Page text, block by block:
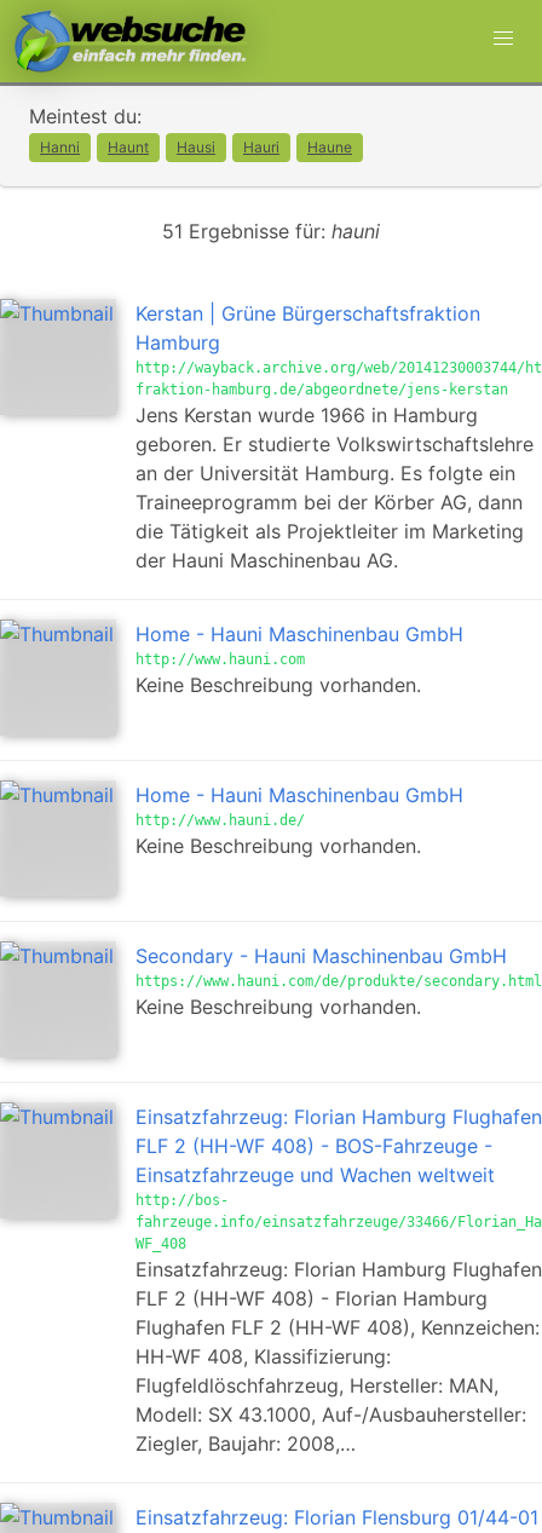
Meintest du:
Hanni Haunt Hausi Hauri Haune
51 Ergebnisse für: hauni
Kerstan | Grüne Bürgerschaftsfraktion
Hamburg
http://wayback.archive.org/web/20141230003744/
fraktion-hamburg.de/abgeordnete/jens-kerstan
Jens Kerstan wurde 1966 in Hamburg
geboren. Er studierte Volkswirtschaftslehre
an der Universität Hamburg. Es folgte ein
Traineeprogramm bei der Körber AG, dann
die Tätigkeit als Projektleiter im Marketing
der Hauni Maschinenbau AG.
Home - Hauni Maschinenbau GmbH
http://www.hauni.com
Keine Beschreibung vorhanden.
Home - Hauni Maschinenbau GmbH
http://www.hauni.de/
Keine Beschreibung vorhanden.
Secondary - Hauni Maschinenbau GmbH
https://www.hauni.com/de/produkte/secondary.html
Keine Beschreibung vorhanden.
Einsatzfahrzeug: Florian Hamburg Flughafen
FLF 2 (HH-WF 408) - BOS-Fahrzeuge -
Einsatzfahrzeuge und Wachen weltweit
http://bos-
fahrzeuge.info/einsatzfahrzeuge/33466/
WF_408
Einsatzfahrzeug: Florian Hamburg Flughafen
FLF 2 (HH-WF 408) - Florian Hamburg
Flughafen FLF 2 (HH-WF 408), Kennzeichen:
HH-WF 408, Klassifizierung:
Flugfeldlöschfahrzeug, Hersteller: MAN,
Modell: SX 43.1000, Auf-/Ausbauhersteller:
Ziegler, Baujahr: 2008,…
Einsatzfahrzeug: Florian Flensburg 01/44-01